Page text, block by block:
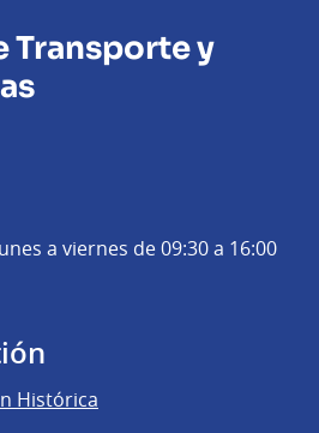
Transporte y
a viernes de 09:30 a 16:00
Histórica